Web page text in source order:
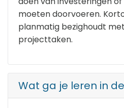
moeten doorvoeren.
planmatig bezighoudt
projecttaken.
Wat ga je leren in